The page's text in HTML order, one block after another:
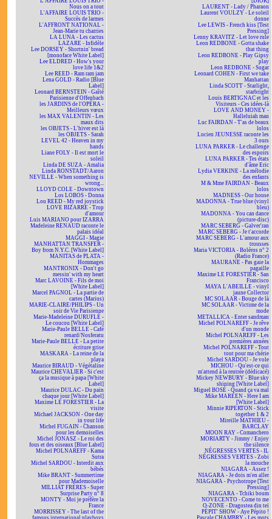
Nous on a tout
L'AFFAIRE LOUIS TRIO -
Succès de larmes
L'AFFRONT NATIONAL -
Jean-Marie tu charries
LA LUNA - Les cactus
LAZARE - Infidèle
Lee DORSEY - Shortnin' bread
[monoface White Label]
Lee ELDRED - How's your
love life 1&2
Lee REED - Ram ram jam
Lena GOLD - Radio [Blue
Label]
Leonard BERNSTEIN - Gaîté
Parisienne d'Offenbach
les JARDINS de l'OPÉRA -
Meilleurs vœux
les MAX VALENTIN - Les
maux dits
les OBJETS - L'hiver est là
les OBJETS - Sarah
LEVEL 42 - Heaven in my
hands
Liane FOLY - Il est mort le
soleil
Linda DE SUZA - Amalia
Linda RONSTADT/Aaron
NEVILLE - When something is
wrong...
LLOYD COLE - Downtown
Los LOBOS - Donna
Lou REED - My red joystick
LOVE BIZARRE - Trop
d'amour
Luis MARIANO pour IZARRA
Madeleine RENAUD raconte le
palais idéal
MAGGI - Magie
MANHATTAN TRANSFER -
Boy from N.Y.C. [White Label]
MANITAS de PLATA -
Hommages
MANTRONIX - Don't go
messin' with my heart
Marc LAVOINE - Fils de moi
[White Label]
Marcel PAGNOL - La partie de
cartes (Marius)
MARIE-CLAIRE/PHILIPS - Un
soir de Vie Parisienne
Marie-Madeleine DURUFLÉ -
Le coucou [White Label]
Marie-Paule BELLE - Café
renard/Nosferatu
Marie-Paule BELLE - La petite
écriture grise
MASKARA - La reine de la
playa
Maurice BIRAUD - Végétaline
Maurice CHEVALIER - Si c'est
ça la musique à papa [White
Label]
Maurice DULAC - Du pain
chaque jour [White Label]
Maxime LE FORESTIER - La
visite
Michael JACKSON - One day
in your life
Michel FUGAIN - Chanson
pour les demoiselles
Michel JONASZ - Le roi des
fous et des oiseaux [Blue Label]
Michel POLNAREFF - Kama
Sutra
Michel SARDOU - Interdit aux
bébés
Mike BRANT - Summertime
pour Mademoiselle
MILLIAT FRÈRES - Super
Surprise Party n° 8
MONTY - Moi je préfère la
France
MORRISSEY - The last of the
famous international playboys
LAURENT - Lady / Pharaon
Laurent VOULZY - Le soleil
donne
Lee LEWIS - French kiss [Test
Pressing]
Lenny KRAVITZ - Let love rule
Leon REDBONE - Gotta shake
that thing
Leon REDBONE - Play Gipsy
play
Leon REDBONE - Sugar
Leonard COHEN - First we take
Manhattan
Linda SCOTT - Starlight,
starbright
Louis BERTIGNAC et les
Visiteurs - Ces idées-là
LOVE AND MONEY -
Halleluiah man
Luc FAIRDAN - T'as de beaux
lolos
Lucien JEUNESSE raconte les
3 ours
LUNA PARKER - Le challenge
des espoirs
LUNA PARKER - Tes états
d'âme Eric
Lydia VERKINE - La mélodie
des enfants
M & Mme FAIRDAN - Beaux
lolos
MADNESS - Our house
MADONNA - True blue (vinyl
bleu)
MADONNA - You can dance
(picture-disc)
MARC SEBERG - Galver'ran
MARC SEBERG - Je t'accorde
MARC SEBERG - L'amour aux
trousses
Maria VICTORIA - Boléros n° 2
(Radio France)
MAURANE - Pas gaie la
pagaille
Maxime LE FORESTIER - San
Francisco
MAYA L'ABEILLE - vinyl
jaune Collector
MC SOLAAR - Bouge de là
MC SOLAAR - Victime de la
mode
METALLICA - Enter sandman
Michel POLNAREFF - Je rêve
d'un monde
Michel POLNAREFF - Les
premières années
Michel POLNAREFF - Tout
tout pour ma chérie
Michel SARDOU - Je vole
MICHOU - Qu'est-ce qui
m'attend à la rentrée (dédicacé)
Mickey NEWBURY - Blue sky
shining [White Label]
Miguel BOSÉ - Quand ça va mal
Mike MAREEN - Here I am
[White Label]
Minnie RIPERTON - Stick
together 1 & 2
Mireille MATHIEU -
BARCLAY
MOON RAY - Comanchero
MORIARTY - Jimmy / Enjoy
the silence
NÉGRESSES VERTES - IL
NÉGRESSES VERTES - Zobi
la mouche
NIAGARA - Assez !
NIAGARA - Je dois m'en aller
NIAGARA - Psychotrope [Test
Pressing]
NIAGARA - Tchiki boum
NOVECENTO - Come to me
O-ZONE - Dragostea din teï
PÉPIT' SHOW - Aye Pépito !
Pascale CHAMBRY - Les mots